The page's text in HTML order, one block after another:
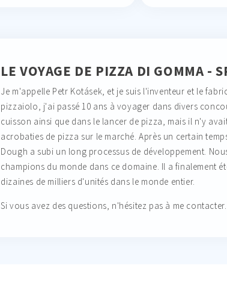
LE VOYAGE DE PIZZA DI GOMMA -
Je m'appelle Petr Kotásek, et je suis l'inventeur et le
pizzaiolo, j'ai passé 10 ans à voyager dans divers
cuisson ainsi que dans le lancer de pizza, mais il n'y
acrobaties de pizza sur le marché. Après un certain
Dough a subi un long processus de développement.
champions du monde dans ce domaine. Il a finalement
dizaines de milliers d'unités dans le monde entier.
Si vous avez des questions, n'hésitez pas à me